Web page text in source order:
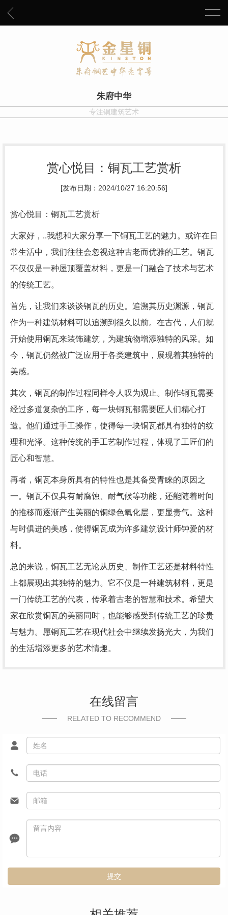
朱府中华
专注铜建筑艺术
赏心悦目：铜瓦工艺赏析
[发布日期：2024/10/27 16:20:56]
赏心悦目：铜瓦工艺赏析
大家好，..我想和大家分享一下铜瓦工艺的魅力。或许在日
常生活中，我们往往会忽视这种古老而优雅的工艺。铜瓦
不仅仅是一种屋顶覆盖材料，更是一门融合了技术与艺术
的传统工艺。
首先，让我们来谈谈铜瓦的历史。追溯其历史渊源，铜瓦
作为一种建筑材料可以追溯到很久以前。在古代，人们就
开始使用铜瓦来装饰建筑，为建筑物增添独特的风采。如
今，铜瓦仍然被广泛应用于各类建筑中，展现着其独特的
美感。
其次，铜瓦的制作过程同样令人叹为观止。制作铜瓦需要
经过多道复杂的工序，每一块铜瓦都需要匠人们精心打
造。他们通过手工操作，使得每一块铜瓦都具有独特的纹
理和光泽。这种传统的手工艺制作过程，体现了工匠们的
匠心和智慧。
再者，铜瓦本身所具有的特性也是其备受青睐的原因之
一。铜瓦不仅具有耐腐蚀、耐气候等功能，还能随着时间
的推移而逐渐产生美丽的铜绿色氧化层，更显贵气。这种
与时俱进的美感，使得铜瓦成为许多建筑设计师钟爱的材
料。
总的来说，铜瓦工艺无论从历史、制作工艺还是材料特性
上都展现出其独特的魅力。它不仅是一种建筑材料，更是
一门传统工艺的代表，传承着古老的智慧和技术。希望大
家在欣赏铜瓦的美丽同时，也能够感受到传统工艺的珍贵
与魅力。愿铜瓦工艺在现代社会中继续发扬光大，为我们
的生活增添更多的艺术情趣。
在线留言
RELATED TO RECOMMEND
提交